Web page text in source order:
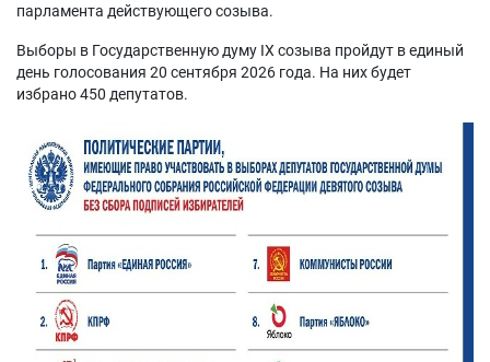
парламента действующего созыва.
Выборы в Государственную думу IX созыва пройдут в единый
день голосования 20 сентября 2026 года. На них будет
избрано 450 депутатов.